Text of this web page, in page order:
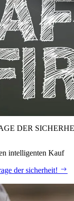
DER
intelligenten Kauf
der sicherheit!